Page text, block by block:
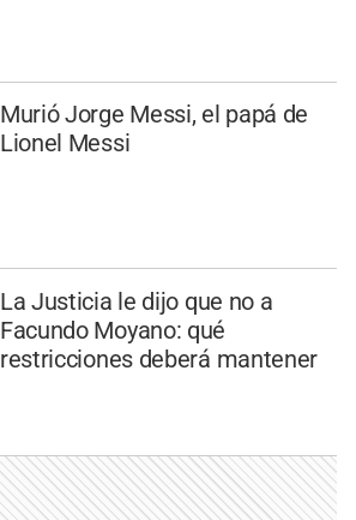
Murió Jorge Messi, el papá de
Lionel Messi
La Justicia le dijo que no a
Facundo Moyano: qué
restricciones deberá mantener